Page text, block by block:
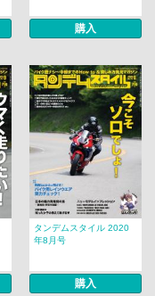
購入
タンデムスタイル 2020
年8月号
購入